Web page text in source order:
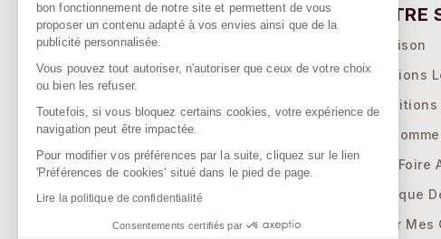
SPERENZA
55 Allée Eugène Ducretet
26000 VALENCE - FRANCE
NOTRE
Livraison
Mentions
Qui
FAQ
Politique
Gérer
bon fonctionnement de notre site et permettent de vous
proposer un contenu adapté à vos envies ainsi que de la
publicité personnalisée.
Vous pouvez tout autoriser, n'autoriser que ceux de votre choix
ou bien les refuser.
Toutefois, si vous bloquez certains cookies, votre expérience de
navigation peut être impactée.
Pour modifier vos préférences par la suite, cliquez sur le lien
'Préférences de cookies' situé dans le pied de page.
Lire la politique de confidentialité
Consentements certifiés par